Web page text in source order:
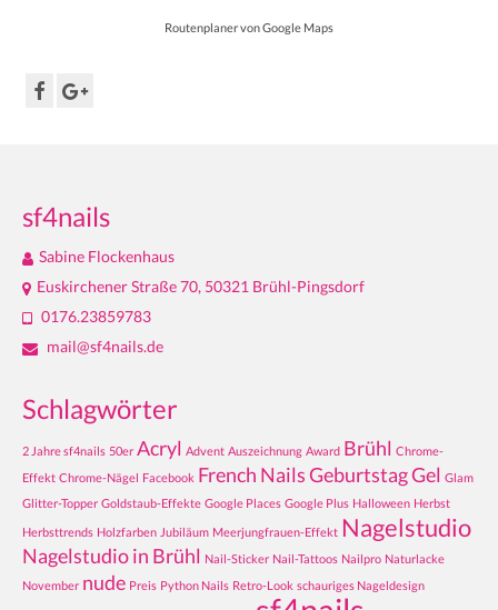
Routenplaner von Google Maps
sf4nails
Sabine Flockenhaus
Euskirchener Straße 70, 50321 Brühl-Pingsdorf
0176.23859783
mail@sf4nails.de
Schlagwörter
2 Jahre sf4nails 50er Acryl Advent Auszeichnung Award Brühl Chrome-
Effekt Chrome-Nägel Facebook French NailsGeburtstagGel Glam
Glitter-Topper Goldstaub-Effekte Google Places Google Plus Halloween Herbst
Herbsttrends Holzfarben Jubiläum Meerjungfrauen-Effekt Nagelstudio
Nagelstudio in Brühl Nail-Sticker Nail-Tattoos Nailpro Naturlacke
November nude Preis Python Nails Retro-Look schauriges Nageldesign